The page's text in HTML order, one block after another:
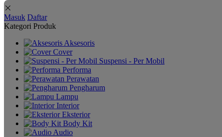
Masuk Daftar
Kategori Produk
Aksesoris
Cover
Suspensi - Per Mobil
Performa
Perawatan
Pengharum
Lampu
Interior
Eksterior
Body Kit
Audio